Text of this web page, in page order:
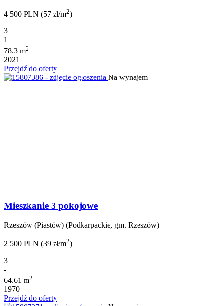
4 500 PLN (57 zł/m2)
3
1
78.3 m2
2021
Przejdź do oferty
Na wynajem
Mieszkanie 3 pokojowe
Rzeszów (Piastów) (Podkarpackie, gm. Rzeszów)
2 500 PLN (39 zł/m2)
3
-
64.61 m2
1970
Przejdź do oferty